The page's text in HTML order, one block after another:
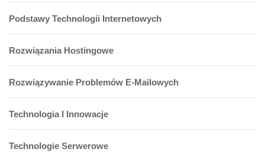
Podstawy Technologii Internetowych
Rozwiązania Hostingowe
Rozwiązywanie Problemów E-Mailowych
Technologia I Innowacje
Technologie Serwerowe